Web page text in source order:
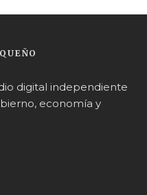
digital independiente
economía y